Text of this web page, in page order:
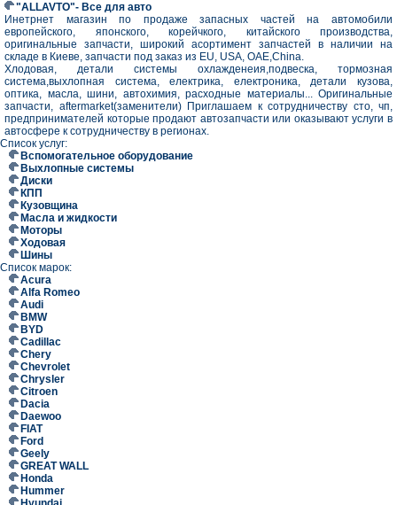
"ALLAVTO"- Все для авто
Инетрнет магазин по продаже запасных частей на автомобили
европейского, японского, корейчкого, китайского производства,
оригинальные запчасти, широкий асортимент запчастей в наличии на
складе в Киеве, запчасти под заказ из EU, USA, OAE,China.
Хлодовая, детали системы охлажденеия,подвеска, тормозная
система,выхлопная система, електрика, електроника, детали кузова,
оптика, масла, шини, автохимия, расходные материалы... Оригинальные
запчасти, aftermarket(заменители) Приглашаем к сотрудничеству сто, чп,
предпринимателей которые продают автозапчасти или оказывают услуги в
автосфере к сотрудничеству в регионах.
Список услуг:
Вспомогательное оборудование
Выхлопные системы
Диски
КПП
Кузовщина
Масла и жидкости
Моторы
Ходовая
Шины
Список марок:
Acura
Alfa Romeo
Audi
BMW
BYD
Cadillac
Chery
Chevrolet
Chrysler
Citroen
Dacia
Daewoo
FIAT
Ford
Geely
GREAT WALL
Honda
Hummer